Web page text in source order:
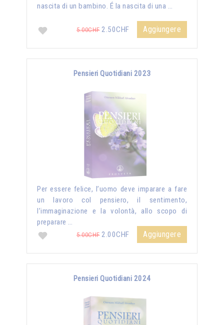
nascita di un bambino. É la nascita di una …
5.00CHF2.50CHF Aggiungere
Pensieri Quotidiani 2023
Per essere felice, l’uomo deve imparare a fare
un lavoro col pensiero, il sentimento,
l’immaginazione e la volontà, allo scopo di
preparare …
5.00CHF2.00CHF Aggiungere
Pensieri Quotidiani 2024